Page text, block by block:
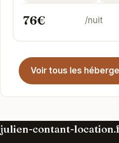
76€ /nuit
Voir tous les
julien-contant-